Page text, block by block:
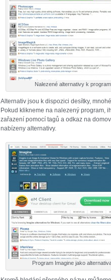
Nalezené alternativy k
Alternativ jsou k dispozici desítky,
Pokud klikneme na nalezený program,
zařazení pomocí tagů a odkaz na
nabízeny alternativy.
Program Imagine jako